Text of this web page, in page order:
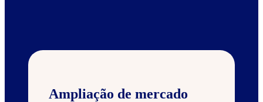
Ampliação de mercado